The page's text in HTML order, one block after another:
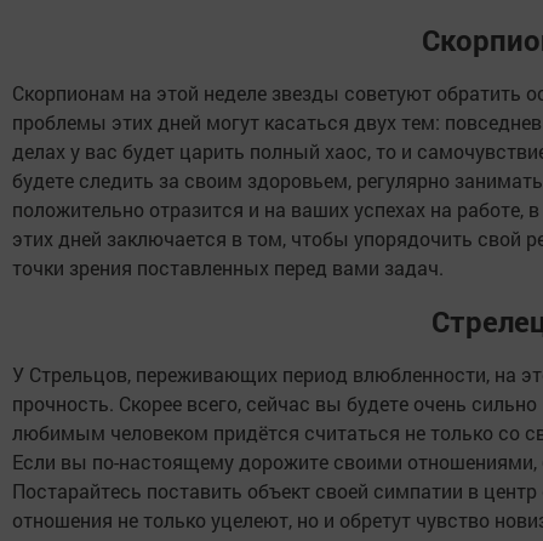
Скорпионам на этой неделе звезды советуют обратить
проблемы этих дней могут касаться двух тем:
делах у вас будет царить полный хаос, то и
будете следить за своим здоровьем, регулярно
положительно отразится и на ваших успехах на
этих дней заключается в том, чтобы упорядочить свой
точки зрения поставленных перед вами задач.
У Стрельцов, переживающих период влюбленности, на
прочность. Скорее всего, сейчас вы будете очень
любимым человеком придётся считаться не только со
Если вы по-настоящему дорожите своими отношениями,
Постарайтесь поставить объект своей симпатии в
отношения не только уцелеют, но и обретут чувство